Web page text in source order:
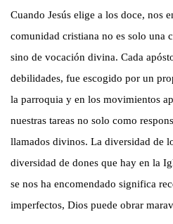
Cuando Jesús elige a los doce, nos
comunidad cristiana no es solo una
sino de vocación divina. Cada
debilidades, fue escogido por un
la parroquia y en los movimientos
nuestras tareas no solo como
llamados divinos. La diversidad de
diversidad de dones que hay en la
se nos ha encomendado significa
imperfectos, Dios puede obrar